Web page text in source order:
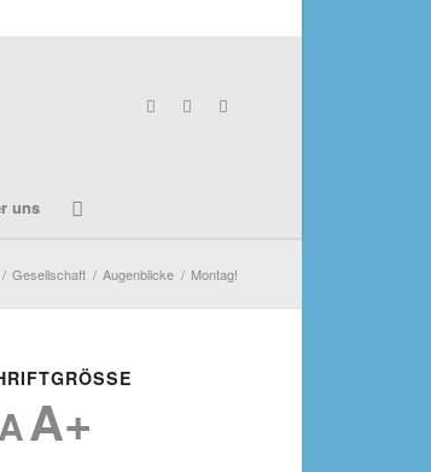
uns
/ Gesellschaft / Augenblicke / Montag!
AA+